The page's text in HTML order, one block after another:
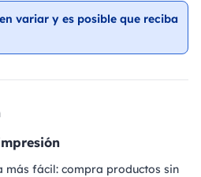
variar y es posible que reciba
más fácil: compra productos sin